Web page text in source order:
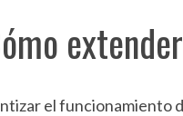
el funcionamiento
r